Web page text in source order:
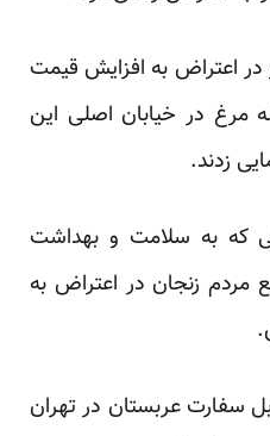
در اعتراض به افزایش قیمت
مرغ در خیابان اصلی این
زدند.
که به سلامت و بهداشت
مردم زنجان در اعتراض به
سفارت عربستان در تهران